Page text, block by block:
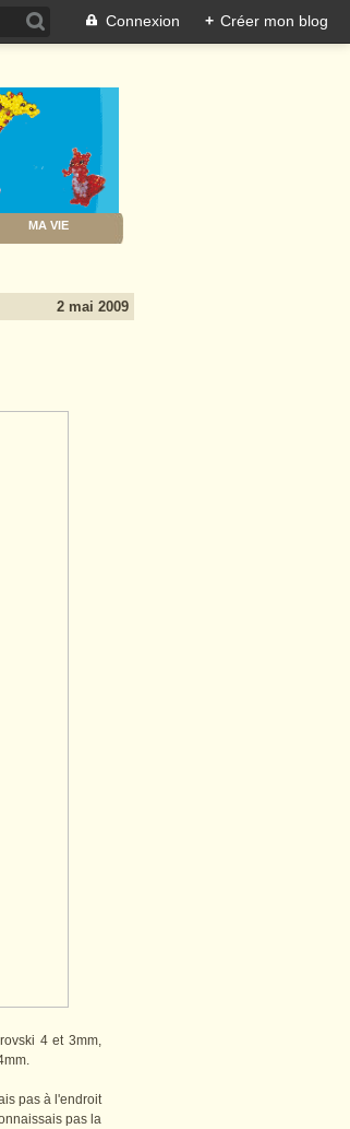
Connexion + Créer mon blog
MA VIE
2 mai 2009
4 et 3mm,
pas à l'endroit
pas la